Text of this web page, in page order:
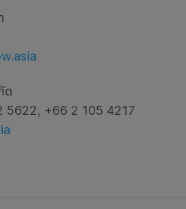
ด
5622, +66 2 105 4217